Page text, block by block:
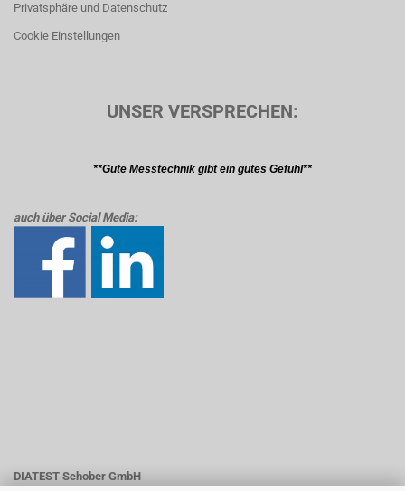
Privatsphäre und Datenschutz
Cookie Einstellungen
UNSER VERSPRECHEN:
**Gute Messtechnik gibt ein gutes Gefühl**
auch über Social Media:
DIATEST Schober GmbH